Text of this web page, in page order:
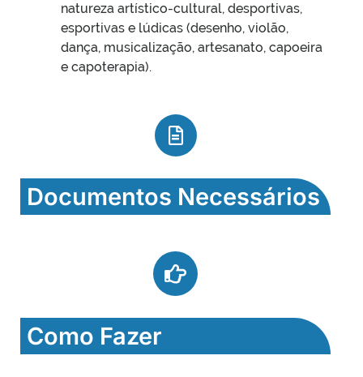
natureza artístico-cultural, desportivas,
esportivas e lúdicas (desenho, violão,
dança, musicalização, artesanato, capoeira
e capoterapia).
Documentos Necessários
Como Fazer